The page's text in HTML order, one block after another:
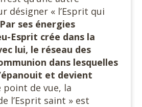
désigner « l’Esprit qui
Par ses énergies
Esprit crée dans la
lui, le réseau des
dans lesquelles
et devient
point de vue, la
l’Esprit saint » est